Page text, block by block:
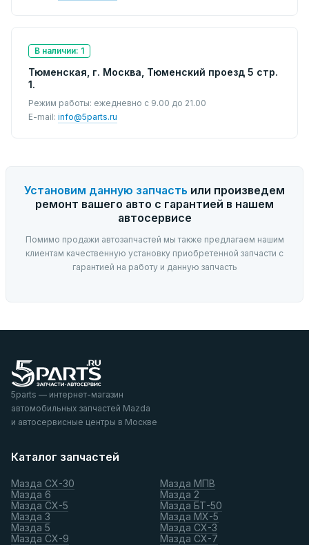
В наличии: 1
Тюменская, г. Москва, Тюменский проезд 5 стр.
1.
Режим работы: ежедневно с 9.00 до 21.00
E-mail: info@5parts.ru
Установим данную запчасть или произведем
ремонт вашего авто с гарантией в нашем
автосервисе
Помимо продажи автозапчастей мы также предлагаем нашим
клиентам качественную установку приобретенной запчасти с
гарантией на работу и данную запчасть
5parts — интернет-магазин
автомобильных запчастей Mazda
и автосервисные центры в Москве
Каталог запчастей
Мазда СХ-30
Мазда 6
Мазда СХ-5
Мазда 3
Мазда 5
Мазда СХ-9
Мазда МПВ
Мазда 2
Мазда БТ-50
Мазда МХ-5
Мазда СХ-3
Мазда СХ-7